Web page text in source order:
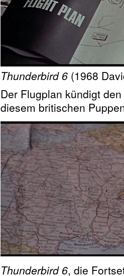
Thunderbird 6 (1968
Der Flugplan kündigt
diesem britischen
Thunderbird 6, die